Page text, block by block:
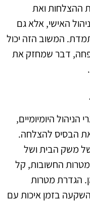
ההצלחות ואת
האישי, אלא גם
המשוב הזה יכול
דבר שמחזק את
היומיומיים,
את הבסיס להצלחה.
משק הבית ושל
החשובות, קל
הגדרת מטרות
השקעה בזמן איכות עם